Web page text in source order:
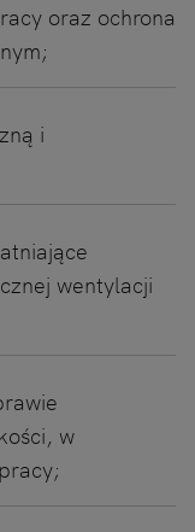
oraz ochrona
i
wentylacji
w